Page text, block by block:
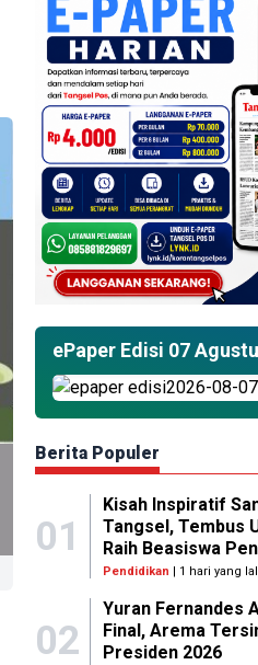
ePaper Edisi 07
Berita Populer
01
Kisah Inspiratif
Tangsel, Tembus
Raih Beasiswa
Pendidikan | 1 hari yang
02
Yuran Fernandes
Final, Arema
Presiden 2026